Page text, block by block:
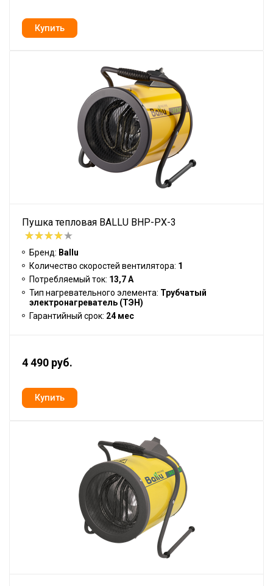
Пушка тепловая BALLU BHP-PX-3
Бренд: Ballu
Количество скоростей вентилятора: 1
Потребляемый ток: 13,7 А
Тип нагревательного элемента: Трубчатый
электронагреватель (ТЭН)
Гарантийный срок: 24 мес
4 490 руб.